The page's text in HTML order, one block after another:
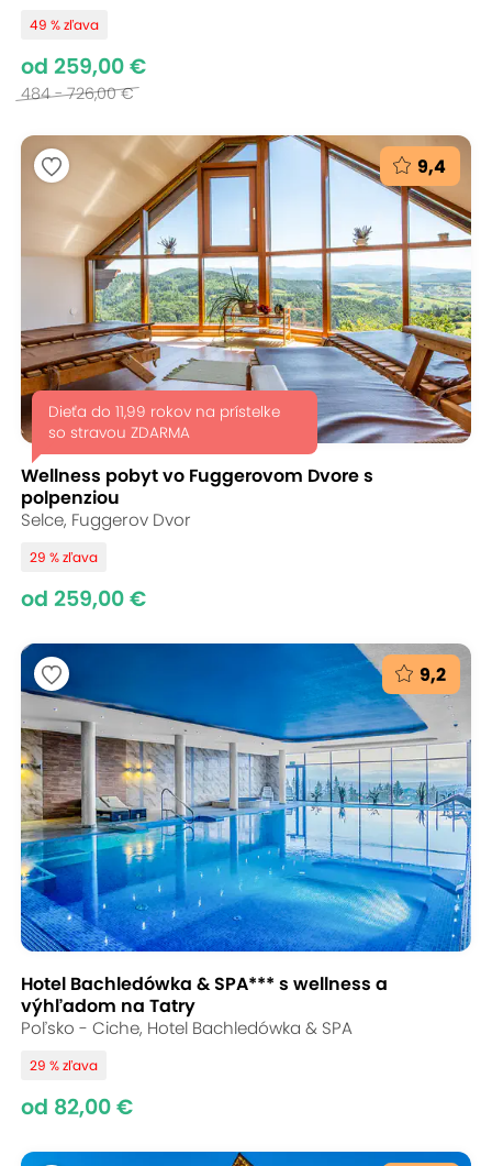
49 % zľava
od 259,00 €
484 - 726,00 €
9,4
Dieťa do 11,99 rokov na prístelke
so stravou ZDARMA
Wellness pobyt vo Fuggerovom Dvore s
polpenziou
Selce, Fuggerov Dvor
29 % zľava
od 259,00 €
9,2
Hotel Bachledówka & SPA*** s wellness a
výhľadom na Tatry
Poľsko - Ciche, Hotel Bachledówka & SPA
29 % zľava
od 82,00 €